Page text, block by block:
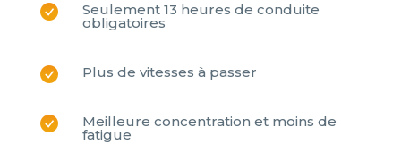
Seulement 13 heures de conduite
obligatoires
Plus de vitesses à passer
Meilleure concentration et moins de
fatigue